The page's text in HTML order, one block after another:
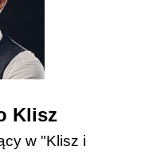
Klisz
w "Klisz i